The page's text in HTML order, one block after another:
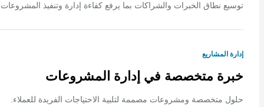
نطاق الخبرات والشراكات بما يرفع كفاءة إدارة وتنفيذ المشروعات.
المشاريع
متخصصة في إدارة المشروعات
متخصصة ومشروعات مصممة لتلبية الاحتياجات الفريدة للعملاء.